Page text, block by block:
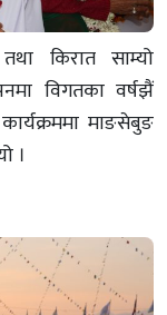
किरात साम्यो
विगतका वर्षझैं
माङसेबुङ
।